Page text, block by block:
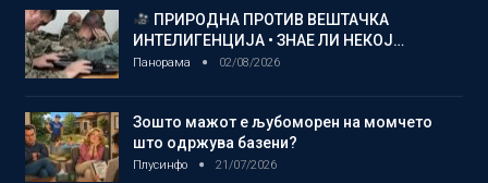
ПРИРОДНА ПРОТИВ ВЕШТАЧКА
ИНТЕЛИГЕНЦИЈА • ЗНАЕ ЛИ НЕКОЈ…
Панорама 02/08/2026
Зошто мажот е љубоморен на момчето
што одржува базени?
Плусинфо 21/07/2026